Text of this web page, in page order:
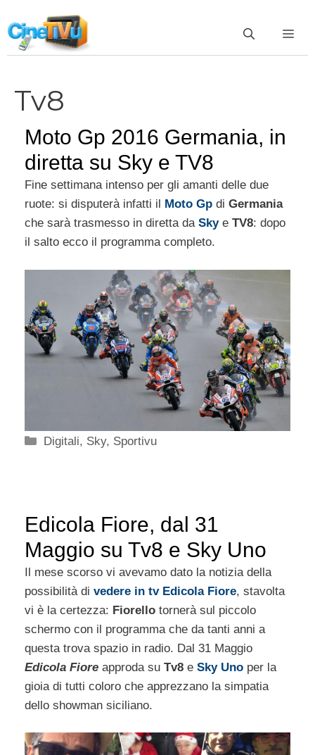
al
contenuto
Tv8
Moto Gp 2016 Germania, in
diretta su Sky e TV8
Fine settimana intenso per gli amanti delle due
ruote: si disputerà infatti il Moto Gp di Germania
che sarà trasmesso in diretta da Skye TV8: dopo
il salto ecco il programma completo.
Categorie
Digitali, Sky, Sportivu
Edicola Fiore, dal 31
Maggio su Tv8 e Sky Uno
Il mese scorso vi avevamo dato la notizia della
possibilità di vedere in tv Edicola Fiore, stavolta
vi è la certezza: Fiorello tornerà sul piccolo
schermo con il programma che da tanti anni a
questa trova spazio in radio. Dal 31 Maggio
Edicola Fiore approda su Tv8 e Sky Uno per la
gioia di tutti coloro che apprezzano la simpatia
dello showman siciliano.